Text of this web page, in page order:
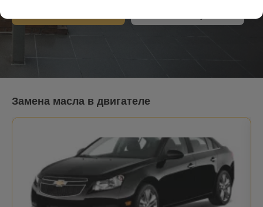
2.0 CDI (639) 116/85 09/06→08/10
2.2 CDI (639) 163/120 09/10→
Замена масла в двигателе